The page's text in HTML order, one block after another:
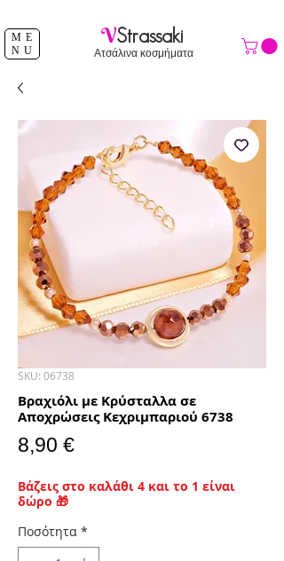
ME
NU
VStrassaki
Ατσάλινα κοσμήματα
SKU: 06738
Βραχιόλι με Κρύσταλλα σε
Αποχρώσεις Κεχριμπαριού 6738
8,90 €Τιμή
Βάζεις στο καλάθι 4 και το 1 είναι
δώρο 🎁
Ποσότητα *